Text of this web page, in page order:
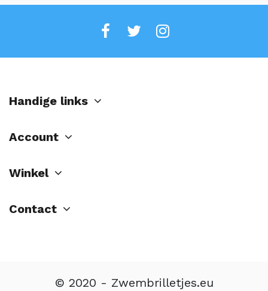
Handige links
Account
Winkel
Contact
© 2020 - Zwembrilletjes.eu